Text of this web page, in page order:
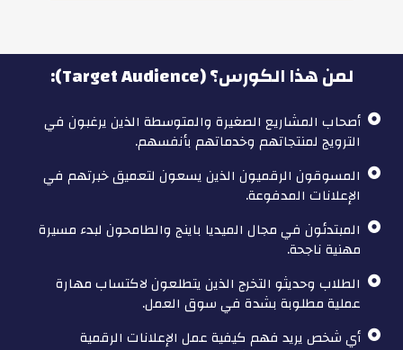
لمن هذا الكورس؟ (Target Audience):
أصحاب المشاريع الصغيرة والمتوسطة الذين يرغبون في
الترويج لمنتجاتهم وخدماتهم بأنفسهم.
المسوقون الرقميون الذين يسعون لتعميق خبرتهم في
الإعلانات المدفوعة.
المبتدئون في مجال الميديا باينج والطامحون لبدء مسيرة
مهنية ناجحة.
الطلاب وحديثو التخرج الذين يتطلعون لاكتساب مهارة
عملية مطلوبة بشدة في سوق العمل.
أي شخص يريد فهم كيفية عمل الإعلانات الرقمية